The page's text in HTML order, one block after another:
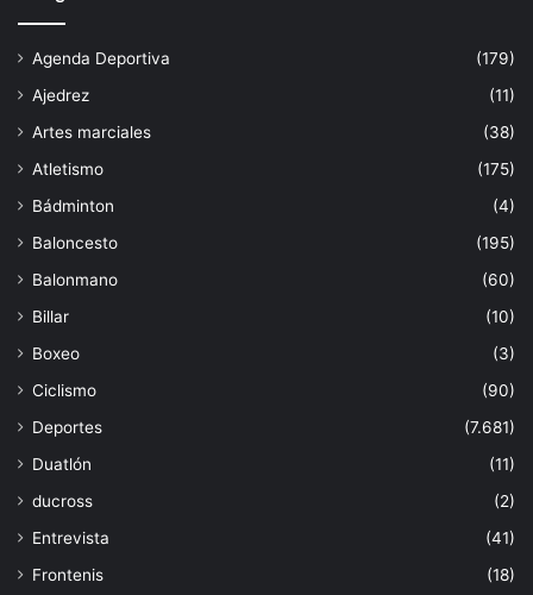
Agenda Deportiva
(179)
Ajedrez
(11)
Artes marciales
(38)
Atletismo
(175)
Bádminton
(4)
Baloncesto
(195)
Balonmano
(60)
Billar
(10)
Boxeo
(3)
Ciclismo
(90)
Deportes
(7.681)
Duatlón
(11)
ducross
(2)
Entrevista
(41)
Frontenis
(18)